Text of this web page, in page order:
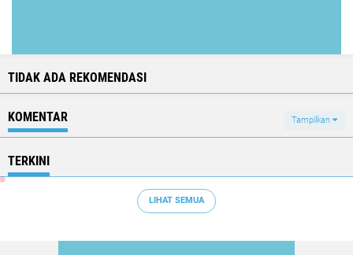
TIDAK ADA REKOMENDASI
KOMENTAR Tampilkan
TERKINI
LIHAT SEMUA